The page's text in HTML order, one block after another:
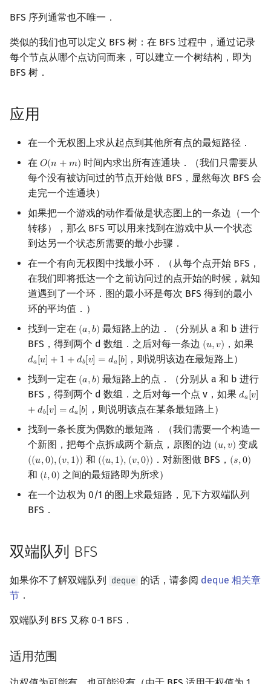
BFS 序列通常也不唯一．
类似的我们也可以定义 BFS 树：在 BFS 过程中，通过记录
每个节点从哪个点访问而来，可以建立一个树结构，即为
BFS 树．
应用
在一个无权图上求从起点到其他所有点的最短路径．
在 𝑂(𝑛 +𝑚)
O(n+ m )
时间内求出所有连通块．（我们只需要从
每个没有被访问过的节点开始做 BFS，显然每次 BFS 会
走完一个连通块）
如果把一个游戏的动作看做是状态图上的一条边（一个
转移），那么 BFS 可以用来找到在游戏中从一个状态
到达另一个状态所需要的最小步骤．
在一个有向无权图中找最小环．（从每个点开始 BFS，
在我们即将抵达一个之前访问过的点开始的时候，就知
道遇到了一个环．图的最小环是每次 BFS 得到的最小
环的平均值．）
找到一定在 (𝑎,𝑏)
(a,b) 最短路上的边．（分别从 a 和 b 进行
BFS，得到两个 d 数组．之后对每一条边 (𝑢,𝑣)
(u,v) ，如果
𝑑𝑎[𝑢] + 1 +𝑑𝑏[𝑣] = 𝑑𝑎[𝑏]
da[u +1 + db [v]=d a[ b]
，则说明该边在最短路上）
找到一定在 (𝑎,𝑏)
(a,b) 最短路上的点．（分别从 a 和 b 进行
BFS，得到两个 d 数组．之后对每一个点 v，如果 𝑑𝑎[𝑣]
+𝑑𝑏[𝑣] = 𝑑𝑎[𝑏]
da[v
，则说明该点在某条最短路上）
找到一条长度为偶数的最短路．（我们需要一个构造一
个新图，把每个点拆成两个新点，原图的边 (𝑢,𝑣)
(u,v) 变成
((𝑢,0),(𝑣,1))
((u,0),(v,1)) 和 ((𝑢,1), (𝑣,0))
((u,1 ),(v ,0)) ．对新图做 BFS， (𝑠,0)
(s,0)
和 (𝑡,0)
(t,0) 之间的最短路即为所求）
在一个边权为 0/1 的图上求最短路，见下方双端队列
BFS．
双端队列 BFS
如果你不了解双端队列 deque 的话，请参阅 deque 相关章
节 ．
双端队列 BFS 又称 0-1 BFS．
适用范围